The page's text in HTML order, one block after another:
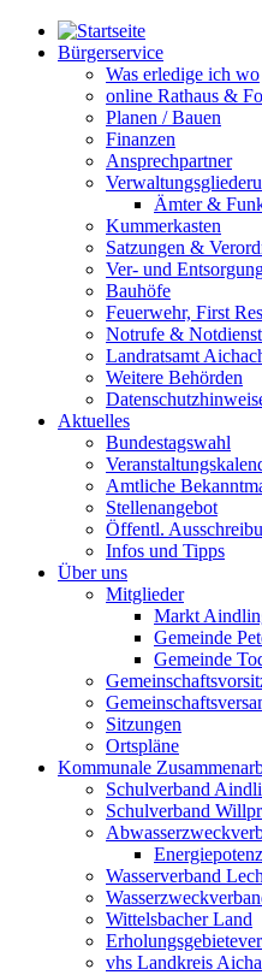
Bürgerservice
Was erledige ich wo
online Rathaus &
Planen / Bauen
Finanzen
Ansprechpartner
Ämter &
Kummerkasten
Satzungen &
Ver- und
Bauhöfe
Feuerwehr, First
Notrufe &
Landratsamt
Weitere Behörden
Aktuelles
Bundestagswahl
Amtliche
Stellenangebot
Öffentl.
Infos und Tipps
Über uns
Mitglieder
Markt
Gemeinde
Gemeinde
Sitzungen
Ortspläne
Kommunale
Schulverband
Schulverband
Wasserverband
Wittelsbacher Land
vhs Landkreis